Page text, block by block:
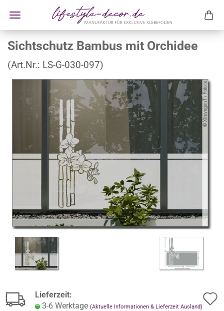
Sichtschutz Bambus mit Orchidee
(Art.Nr.: LS-G-030-097)
Lieferzeit:
3-6 Werktage (Aktuelle Informationen & Lieferzeit Ausland)